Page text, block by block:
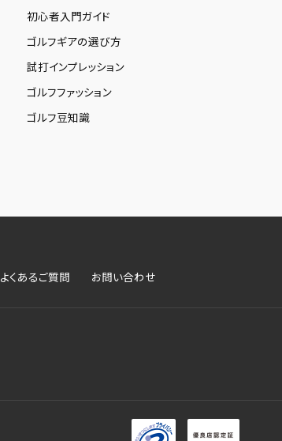
初心者入門ガイド
ゴルフギアの選び方
試打インプレッション
ゴルフファッション
ゴルフ豆知識
よくあるご質問 お問い合わせ